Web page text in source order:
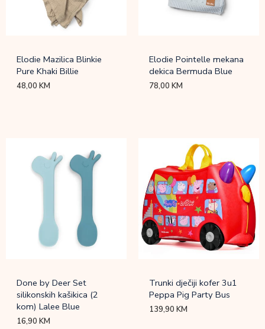
Elodie Mazilica Blinkie
Pure Khaki Billie
48,00KM
Elodie Pointelle mekana
dekica Bermuda Blue
78,00KM
Done by Deer Set
silikonskih kašikica (2
kom) Lalee Blue
16,90KM
Trunki dječiji kofer 3u1
Peppa Pig Party Bus
139,90KM